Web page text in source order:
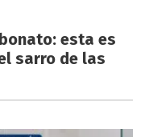
esta es
sarro de las